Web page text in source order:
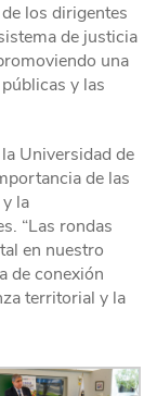
los dirigentes
de justicia
una
y las
Universidad de
de las
la
“Las rondas
en nuestro
de conexión
territorial y la